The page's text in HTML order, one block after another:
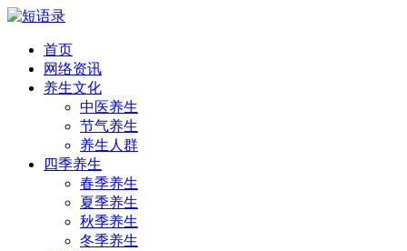
首页
网络资讯
养生文化
中医养生
节气养生
养生人群
四季养生
春季养生
夏季养生
秋季养生
冬季养生